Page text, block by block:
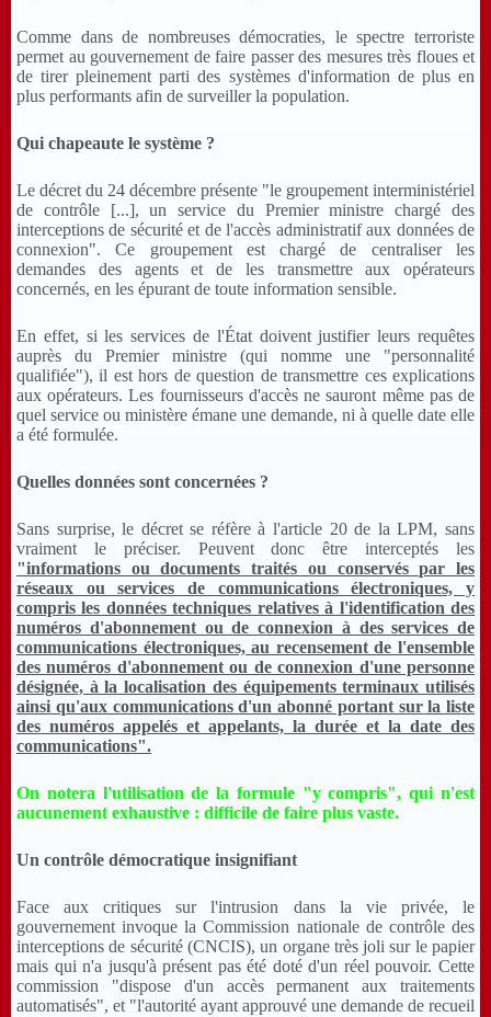
Comme dans de nombreuses démocraties, le spectre terroriste
permet au gouvernement de faire passer des mesures très floues et
de tirer pleinement parti des systèmes d'information de plus en
plus performants afin de surveiller la population.
Qui chapeaute le système ?
Le décret du 24 décembre présente "le groupement interministériel
de contrôle [...], un service du Premier ministre chargé des
interceptions de sécurité et de l'accès administratif aux données de
connexion". Ce groupement est chargé de centraliser les
demandes des agents et de les transmettre aux opérateurs
concernés, en les épurant de toute information sensible.
En effet, si les services de l'État doivent justifier leurs requêtes
auprès du Premier ministre (qui nomme une "personnalité
qualifiée"), il est hors de question de transmettre ces explications
aux opérateurs. Les fournisseurs d'accès ne sauront même pas de
quel service ou ministère émane une demande, ni à quelle date elle
a été formulée.
Quelles données sont concernées ?
Sans surprise, le décret se réfère à l'article 20 de la LPM, sans
vraiment le préciser. Peuvent donc être interceptés les
"informations ou documents traités ou conservés par les
réseaux ou services de communications électroniques, y
compris les données techniques relatives à l'identification des
numéros d'abonnement ou de connexion à des services de
communications électroniques, au recensement de l'ensemble
des numéros d'abonnement ou de connexion d'une personne
désignée, à la localisation des équipements terminaux utilisés
ainsi qu'aux communications d'un abonné portant sur la liste
des numéros appelés et appelants, la durée et la date des
communications".
On notera l'utilisation de la formule "y compris", qui n'est
aucunement exhaustive : difficile de faire plus vaste.
Un contrôle démocratique insignifiant
Face aux critiques sur l'intrusion dans la vie privée, le
gouvernement invoque la Commission nationale de contrôle des
interceptions de sécurité (CNCIS), un organe très joli sur le papier
mais qui n'a jusqu'à présent pas été doté d'un réel pouvoir. Cette
commission "dispose d'un accès permanent aux traitements
automatisés", et "l'autorité ayant approuvé une demande de recueil